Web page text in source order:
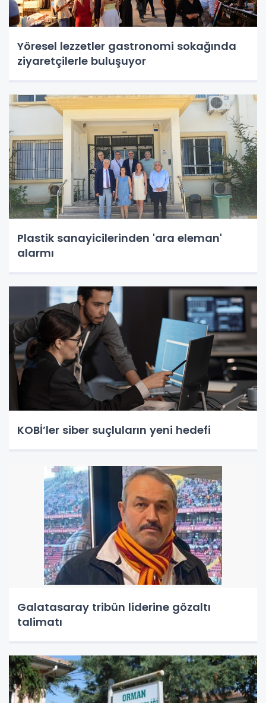
Yöresel lezzetler gastronomi sokağında
ziyaretçilerle buluşuyor
Plastik sanayicilerinden 'ara eleman'
alarmı
KOBİ’ler siber suçluların yeni hedefi
Galatasaray tribün liderine gözaltı
talimatı